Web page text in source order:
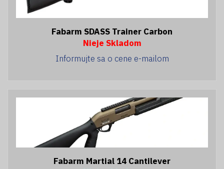
Fabarm SDASS Trainer Carbon
Nieje Skladom
Informujte sa o cene e-mailom
Fabarm Martial 14 Cantilever